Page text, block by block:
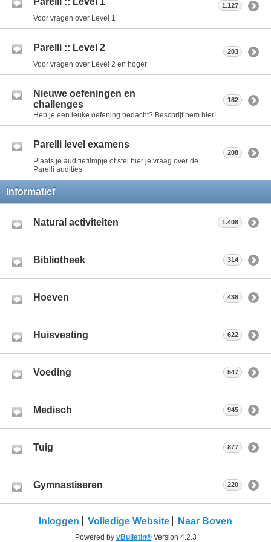
Voor vragen over Level 1
1.127
Parelli :: Level 2
Voor vragen over Level 2 en hoger
203
Nieuwe oefeningen en
challenges
Heb je een leuke oefening bedacht? Beschrijf hem hier!
182
Parelli level examens
Plaats je auditiefilmpje of stel hier je vraag over de
Parelli audities
208
Informatief
Natural activiteiten 1.408
Bibliotheek 314
Hoeven 438
Huisvesting 622
Voeding 547
Medisch 945
Tuig 877
Gymnastiseren 220
Inloggen Volledige Website Naar Boven
Powered by vBulletin®Version 4.2.3